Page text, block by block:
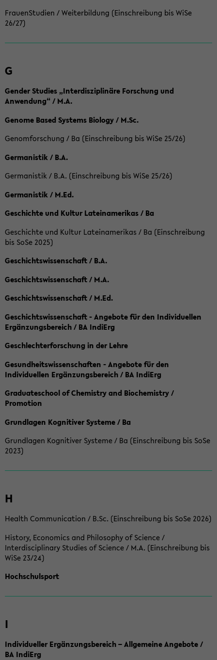
FrauenStudien / Weiterbildung (Einschreibung bis WiSe
26/27)
G
Gender Studies „Interdisziplinäre Forschung und
Anwendung“ / M.A.
Genome Based Systems Biology / M.Sc.
Genomforschung / Ba (Einschreibung bis WiSe 25/26)
Germanistik / B.A.
Germanistik / B.A. (Einschreibung bis WiSe 25/26)
Germanistik / M.Ed.
Geschichte und Kultur Lateinamerikas / Ba
Geschichte und Kultur Lateinamerikas / Ba (Einschreibung
bis SoSe 2025)
Geschichtswissenschaft / B.A.
Geschichtswissenschaft / M.A.
Geschichtswissenschaft / M.Ed.
Geschichtswissenschaft - Angebote für den Individuellen
Ergänzungsbereich / BA IndiErg
Geschlechterforschung in der Lehre
Gesundheitswissenschaften - Angebote für den
Individuellen Ergänzungsbereich / BA IndiErg
Graduateschool of Chemistry and Biochemistry /
Promotion
Grundlagen Kognitiver Systeme / Ba
Grundlagen Kognitiver Systeme / Ba (Einschreibung bis SoSe
2023)
H
Health Communication / B.Sc. (Einschreibung bis SoSe 2026)
History, Economics and Philosophy of Science /
Interdisciplinary Studies of Science / M.A. (Einschreibung bis
WiSe 23/24)
Hochschulsport
I
Individueller Ergänzungsbereich – Allgemeine Angebote /
BA IndiErg